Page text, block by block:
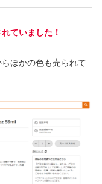
ていました！
ほかの色も売られて